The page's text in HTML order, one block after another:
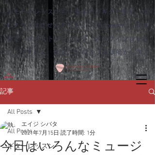
リモートレッスン可！熊本市のギター教室 ゆ
めタウンはませんすぐ近く｜Dagocomfy 音楽
教室 ボイストレーニング オンラインレッス
ン、ウクレレ、作曲、DTMをプロ講師から学ぶ
記事
All Posts
ギターレッスン
All Posts
今日はいろんなミュージ
エイジ シバタ
2021年7月15日 読了時間: 1分